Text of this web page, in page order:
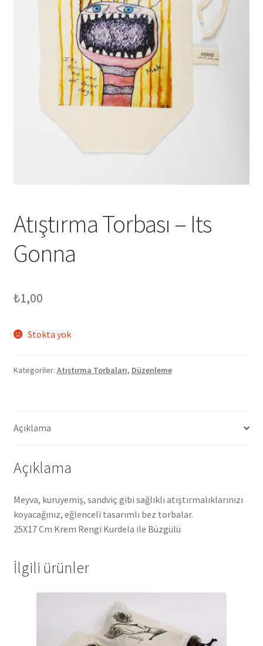
Atıştırma Torbası – Its
Gonna
₺1,00
Stokta yok
Kategoriler: Atıştırma Torbaları, Düzenleme
Açıklama
Açıklama
Meyva, kuruyemiş, sandviç gibi sağlıklı atıştırmalıklarınızı
koyacağınız, eğlenceli tasarımlı bez torbalar.
25X17 Cm Krem Rengi Kurdela ile Büzgülü
İlgili ürünler